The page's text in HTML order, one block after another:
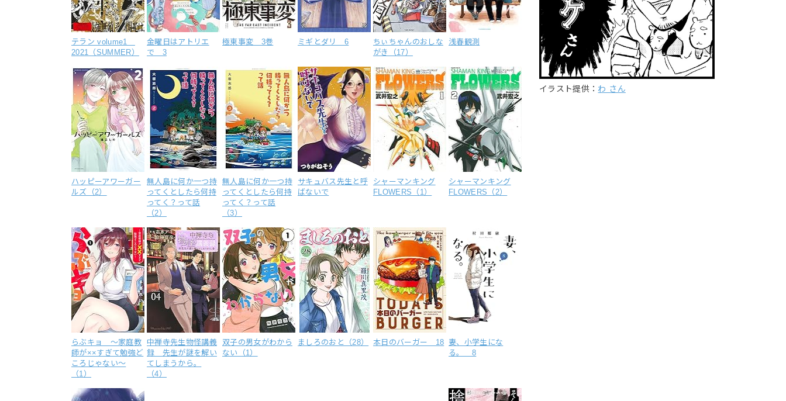
テラン volume1
2021（SUMMER）
金曜日はアトリエ
で 3
極東事変 3巻 ミギとダリ 6
ちぃちゃんのおしな
がき（17）
浅春観測
ハッピーアワーガー
ルズ（2）
無人島に何か一つ持
ってくとしたら何持
ってく？って話
（2）
無人島に何か一つ持
ってくとしたら何持
ってく？って話
（3）
サキュバス先生と呼
ばないで
シャーマンキング
FLOWERS（1）
シャーマンキング
FLOWERS（2）
らぶキョ ～家庭教
師が××すぎて勉強ど
ころじゃない～
（1）
中禅寺先生物怪講義
録 先生が謎を解い
てしまうから。
（4）
双子の男女がわから
ない（1）
ましろのおと（28） 本日のバーガー 18 妻、小学生にな
る。 8
イラスト提供： わ さん